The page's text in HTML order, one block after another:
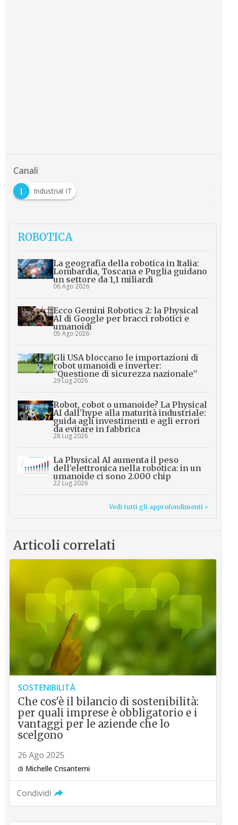
Canali
I
Industrial IT
ROBOTICA
La geografia della robotica in Italia:
Lombardia, Toscana e Puglia guidano
un settore da 1,1 miliardi
06 Ago 2026
Ecco Gemini Robotics 2: la Physical
AI di Google per bracci robotici e
umanoidi
05 Ago 2026
Gli USA bloccano le importazioni di
robot umanoidi e inverter:
“Questione di sicurezza nazionale”
29 Lug 2026
Robot, cobot o umanoide? La Physical
AI dall’hype alla maturità industriale:
guida agli investimenti e agli errori
da evitare in fabbrica
28 Lug 2026
La Physical AI aumenta il peso
dell’elettronica nella robotica: in un
umanoide ci sono 2.000 chip
22 Lug 2026
Vedi tutti gli approfondimenti >
Articoli correlati
SOSTENIBILITÀ
Che cos'è il bilancio di sostenibilità:
per quali imprese è obbligatorio e i
vantaggi per le aziende che lo
scelgono
26 Ago 2025
di Michelle Crisantemi
Condividi